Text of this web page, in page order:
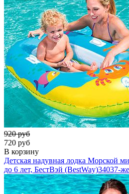
920 руб
720 руб
В корзину
Детская надувная лодка Морской
до 6 лет, БестВэй (BestWay)34037-